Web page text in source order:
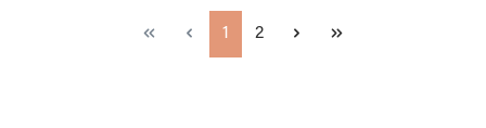
Seite
1 Seite
2